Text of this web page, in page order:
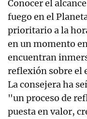
Conocer el
fuego en el
prioritario a la
en un momento
encuentran
reflexión sobre el
La consejera ha
"un proceso de
puesta en valor,